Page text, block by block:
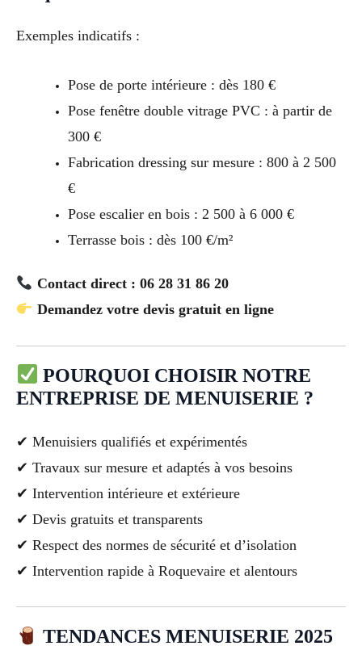
Exemples indicatifs :
Pose de porte intérieure : dès 180 €
Pose fenêtre double vitrage PVC : à partir de
300 €
Fabrication dressing sur mesure : 800 à 2 500
€
Pose escalier en bois : 2 500 à 6 000 €
Terrasse bois : dès 100 €/m²
Contact direct : 06 28 31 86 20
Demandez votre devis gratuit en ligne
POURQUOI CHOISIR NOTRE
ENTREPRISE DE MENUISERIE ?
✔ Menuisiers qualifiés et expérimentés
✔ Travaux sur mesure et adaptés à vos besoins
✔ Intervention intérieure et extérieure
✔ Devis gratuits et transparents
✔ Respect des normes de sécurité et d’isolation
✔ Intervention rapide à Roquevaire et alentours
TENDANCES MENUISERIE 2025